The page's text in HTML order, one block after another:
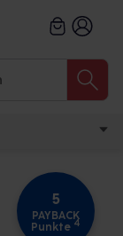
5
PAYBACK
Punkte 4